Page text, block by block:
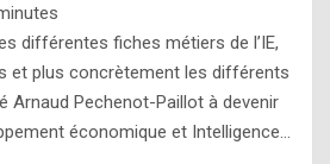
différentes fiches métiers de l’IE,
et plus concrètement les différents
Arnaud Pechenot-Paillot à devenir
économique et Intelligence…